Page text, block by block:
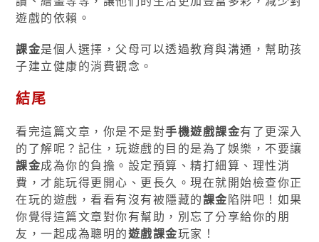
遊戲的依賴。
課金是個人選擇，父母可以透過教育與溝通，幫助孩
子建立健康的消費觀念。
結尾
看完這篇文章，你是不是對手機遊戲課金有了更深入
的了解呢？記住，玩遊戲的目的是為了娛樂，不要讓
課金成為你的負擔。設定預算、精打細算、理性消
費，才能玩得更開心、更長久。現在就開始檢查你正
在玩的遊戲，看看有沒有被隱藏的課金陷阱吧！如果
你覺得這篇文章對你有幫助，別忘了分享給你的朋
友，一起成為聰明的遊戲課金玩家！